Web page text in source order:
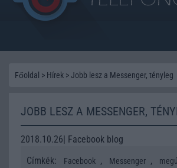
Főoldal > Hírek >Jobb lesz a Messenger, tényleg
JOBB LESZ A MESSENGER,
2018.10.26| Facebook blog
Címkék:
Facebook , Messenger ,